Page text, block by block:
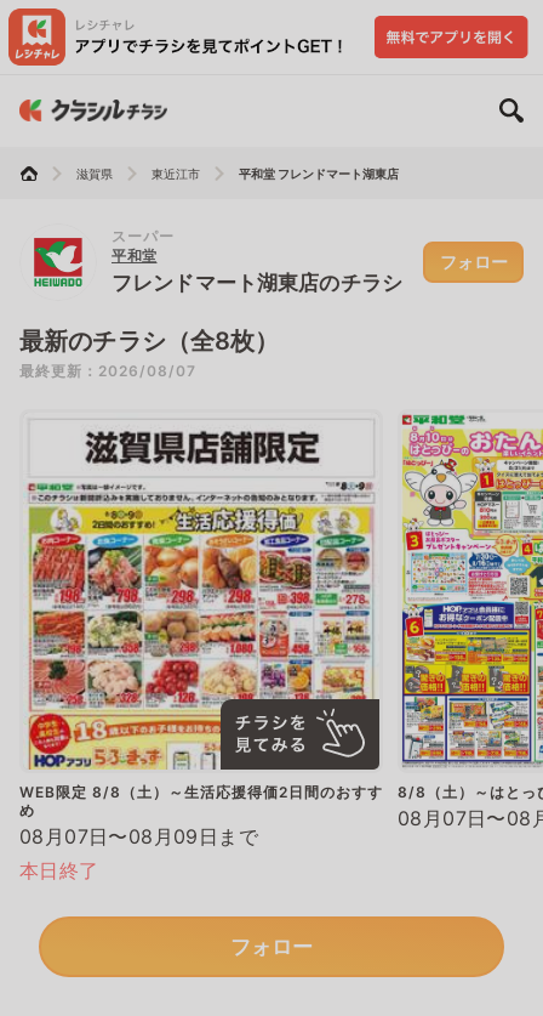
滋賀県 東近江市 平和堂 フレンドマート湖東店
スーパー
平和堂
フレンドマート湖東店のチラシ
フォロー
最新のチラシ（全8枚）
最終更新：2026/08/07
WEB限定 8/8（土）～生活応援得価2日間のおすす
め
08月07日〜08月09日まで
本日終了
8/8（土）～はとっ
08月07日〜08
フォロー